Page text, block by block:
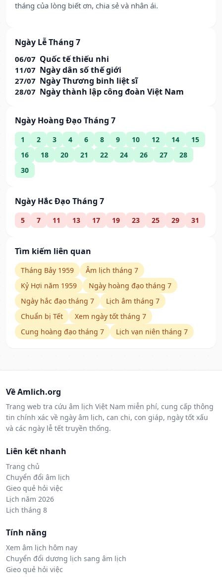
tháng của lòng biết ơn, chia sẻ và nhân ái.
Ngày Lễ Tháng 7
06/07 Quốc tế thiếu nhi
11/07 Ngày dân số thế giới
27/07 Ngày Thương binh liệt sĩ
28/07 Ngày thành lập công đoàn Việt Nam
Ngày Hoàng Đạo Tháng 7
1 2 3 4 6 8 9 10 12 14
15
16
18 20 21 22 24 26 27
28
30
Ngày Hắc Đạo Tháng 7
5 7 11 13 17 19 23 25 29 31
Tìm kiếm liên quan
Tháng Bảy 1959
Âm lịch tháng 7
Kỷ Hợi năm 1959
Ngày hoàng đạo tháng 7
Ngày hắc đạo tháng 7
Lịch âm tháng 7
Chuẩn bị Tết
Xem ngày tốt tháng 7
Cung hoàng đạo tháng 7
Lịch vạn niên tháng 7
Về Amlich.org
Trang web tra cứu âm lịch Việt Nam miễn phí, cung cấp thông
tin chính xác về ngày âm lịch, can chi, con giáp, ngày tốt xấu
và các ngày lễ tết truyền thống.
Liên kết nhanh
Trang chủ
Chuyển đổi âm lịch
Gieo quẻ hỏi việc
Lịch năm 2026
Lịch tháng 8
Tính năng
Xem âm lịch hôm nay
Chuyển đổi dương lịch sang âm lịch
Gieo quẻ hỏi việc